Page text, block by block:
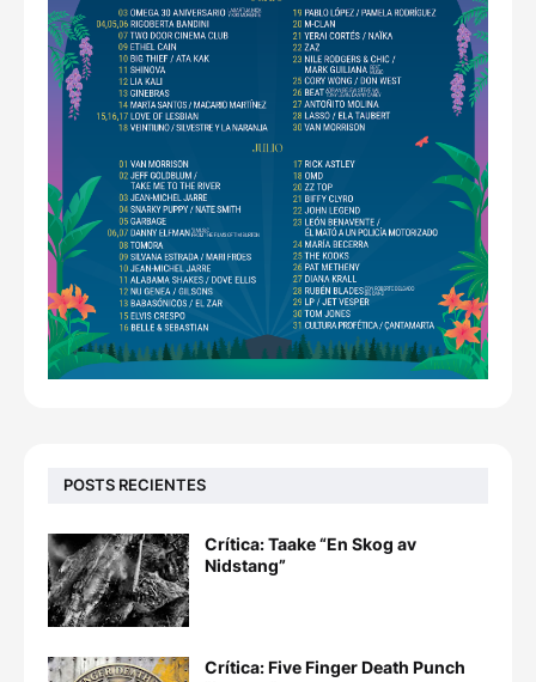
POSTS RECIENTES
Crítica: Taake “En Skog av
Nidstang”
Crítica: Five Finger Death Punch